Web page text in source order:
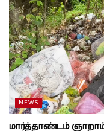
NEWS
மார்த்தாண்டம்